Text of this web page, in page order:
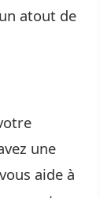
atout de
une
aide à